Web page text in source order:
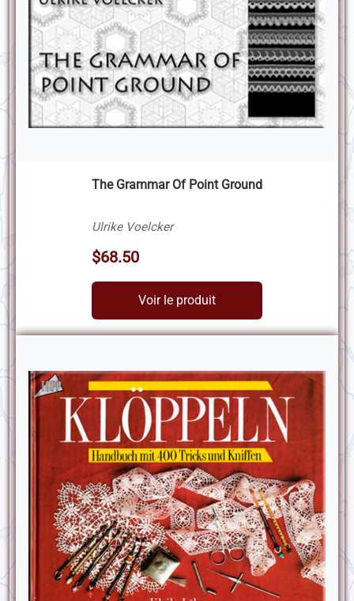
The Grammar Of Point Ground
Ulrike Voelcker
$68.50
Voir le produit